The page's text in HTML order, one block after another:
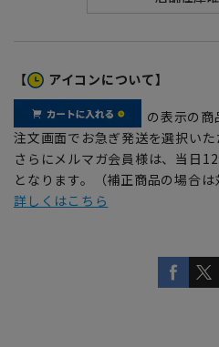
【 アイコンについて】
の表示の商
注文画面でお急ぎ発送を選択いた
さらにメルマガ会員様は、当日
となります。（補正商品の場合は
詳しくはこちら